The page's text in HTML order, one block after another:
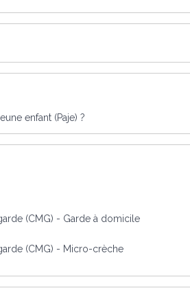
enfant (Paje) ?
(CMG) - Garde à domicile
(CMG) - Micro-crèche